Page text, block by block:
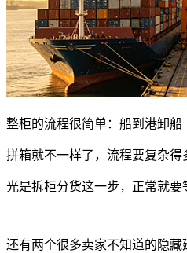
整柜的流程很简单：船到港卸
拼箱就不一样了，流程要复杂
光是拆柜分货这一步，正常就要
还有两个很多卖家不知道的隐藏